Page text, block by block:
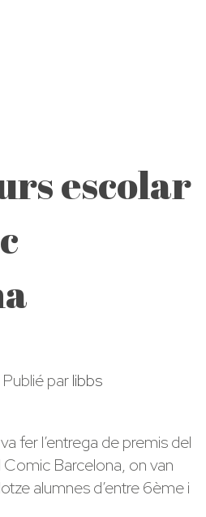
escolar
Publié parlibbs
fer l’entrega de premis del
Barcelona, on van
alumnes d’entre 6ème i